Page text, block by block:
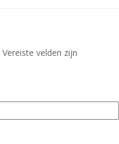
Vereiste velden zijn